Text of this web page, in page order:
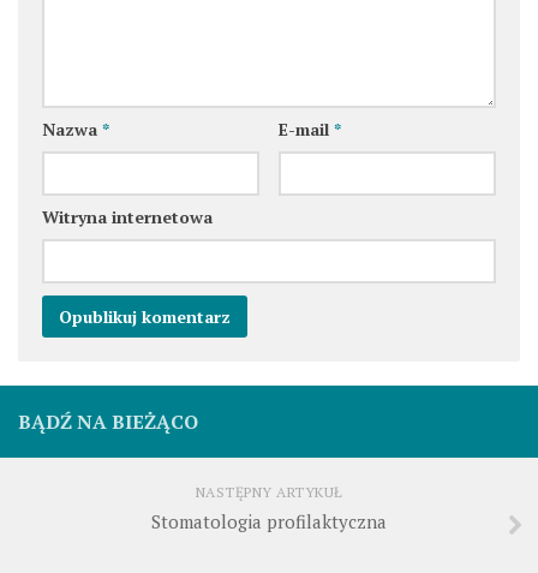
Nazwa * E-mail *
Witryna internetowa
BĄDŹ NA BIEŻĄCO
NASTĘPNY ARTYKUŁ
Stomatologia profilaktyczna